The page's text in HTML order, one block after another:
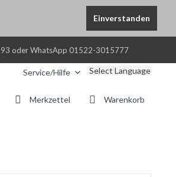
Einverstanden
oder WhatsApp 01522-3015777
Service/Hilfe Select Language
Warenkorb
Merkzettel